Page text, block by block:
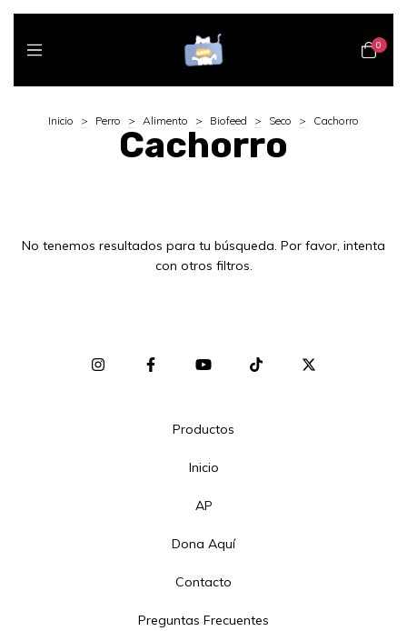
0
Inicio > Perro > Alimento > Biofeed > Seco > Cachorro
Cachorro
No tenemos resultados para tu búsqueda. Por favor, intenta
con otros filtros.
Productos
Inicio
AP
Dona Aquí
Contacto
Preguntas Frecuentes